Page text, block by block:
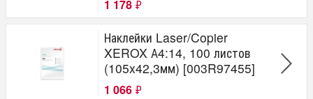
1 178 ₽
Наклейки Laser/Copier
XEROX А4:14, 100 листов
(105x42,3мм) [003R97455]
1 066 ₽